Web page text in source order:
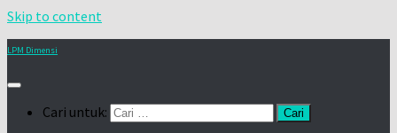
Skip to content
LPM Dimensi
Cari untuk: